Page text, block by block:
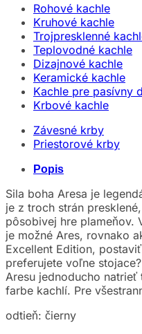
Rohové kachle
Kruhové kachle
Trojpresklenné
Teplovodné kachle
Dizajnové kachle
Keramické kachle
Kachle pre pasívny
Krbové kachle
Závesné krby
Priestorové krby
Popis
Sila boha Aresa je
je z troch strán
pôsobivej hre plameňov.
je možné Ares, rovnako
Excellent Edition,
preferujete voľne
Aresu jednoducho
farbe kachlí. Pre
odtieň: čierny